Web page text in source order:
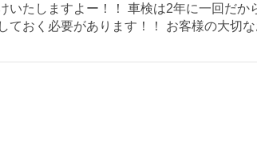
いたしますよー！！ 車検は2年に一回だか
ておく必要があります！！ お客様の大切